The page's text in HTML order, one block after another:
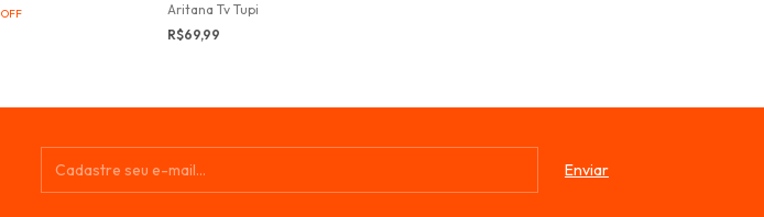
OFF
Aritana Tv Tupi
R$69,99